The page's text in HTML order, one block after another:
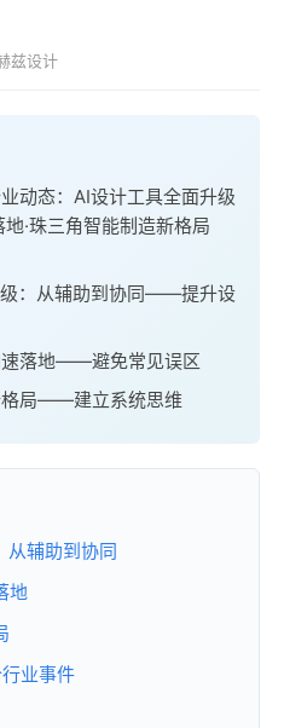
兹设计
动态：AI设计工具全面升级
·珠三角智能制造新格局
：从辅助到协同——提升设
速落地——避免常见误区
格局——建立系统思维
从辅助到协同
地
业事件